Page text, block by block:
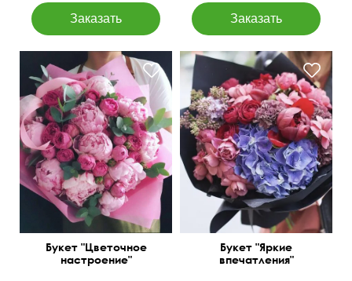
Пионы Голландия 11,
кустовые розы, эвкалипт
парвифолия 3
Букет "Цветочное
настроение"
Кустовая роза
пионовидная, гвоздика
лунная, гортензия, пион,
сирень
Букет "Яркие
впечатления"